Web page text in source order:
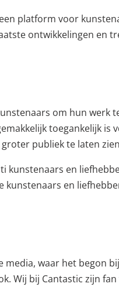
platform voor
ontwikkelingen en
om hun werk
toegankelijk is
publiek te laten
kunstenaars en
kunstenaars en
waar het begon
Wij bij Cantastic zijn